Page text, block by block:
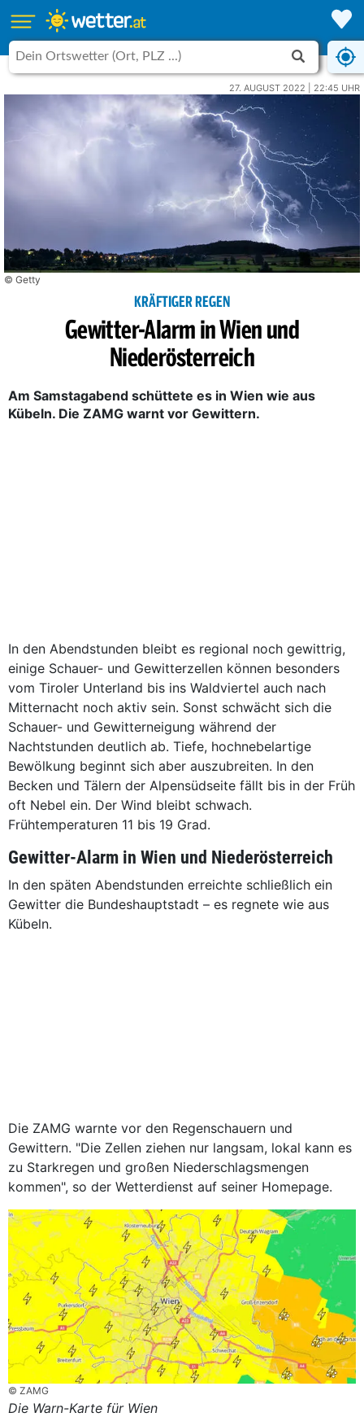
27. AUGUST 2022 | 22:45 UHR
© Getty
KRÄFTIGER REGEN
Gewitter-Alarm in Wien und
Niederösterreich
Am Samstagabend schüttete es in Wien wie aus
Kübeln. Die ZAMG warnt vor Gewittern.
In den Abendstunden bleibt es regional noch gewittrig,
einige Schauer- und Gewitterzellen können besonders
vom Tiroler Unterland bis ins Waldviertel auch nach
Mitternacht noch aktiv sein. Sonst schwächt sich die
Schauer- und Gewitterneigung während der
Nachtstunden deutlich ab. Tiefe, hochnebelartige
Bewölkung beginnt sich aber auszubreiten. In den
Becken und Tälern der Alpensüdseite fällt bis in der Früh
oft Nebel ein. Der Wind bleibt schwach.
Frühtemperaturen 11 bis 19 Grad.
Gewitter-Alarm in Wien und Niederösterreich
In den späten Abendstunden erreichte schließlich ein
Gewitter die Bundeshauptstadt – es regnete wie aus
Kübeln.
Die ZAMG warnte vor den Regenschauern und
Gewittern. "Die Zellen ziehen nur langsam, lokal kann es
zu Starkregen und großen Niederschlagsmengen
kommen", so der Wetterdienst auf seiner Homepage.
© ZAMG
Die Warn-Karte für Wien